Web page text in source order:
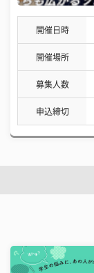
開催日時
開催場所
募集人数
申込締切